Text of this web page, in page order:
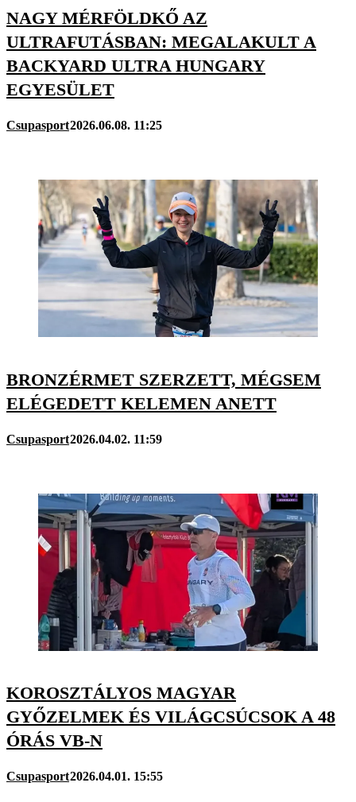
NAGY MÉRFÖLDKŐ AZ
ULTRAFUTÁSBAN: MEGALAKULT A
BACKYARD ULTRA HUNGARY
EGYESÜLET
Csupasport2026.06.08. 11:25
BRONZÉRMET SZERZETT, MÉGSEM
ELÉGEDETT KELEMEN ANETT
Csupasport2026.04.02. 11:59
KOROSZTÁLYOS MAGYAR
GYŐZELMEK ÉS VILÁGCSÚCSOK A 48
ÓRÁS VB-N
Csupasport2026.04.01. 15:55